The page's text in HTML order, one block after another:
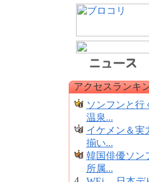
アクセスランキ
ソンフンと
温泉...
イケメン＆実
揃い...
韓国俳優ソン
所属...